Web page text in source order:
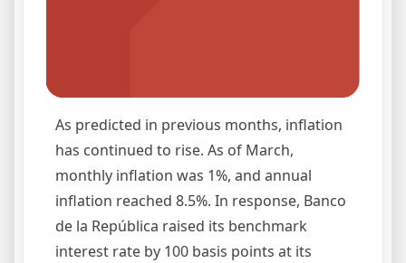
As predicted in previous months, inflation
has continued to rise. As of March,
monthly inflation was 1%, and annual
inflation reached 8.5%. In response, Banco
de la República raised its benchmark
interest rate by 100 basis points at its